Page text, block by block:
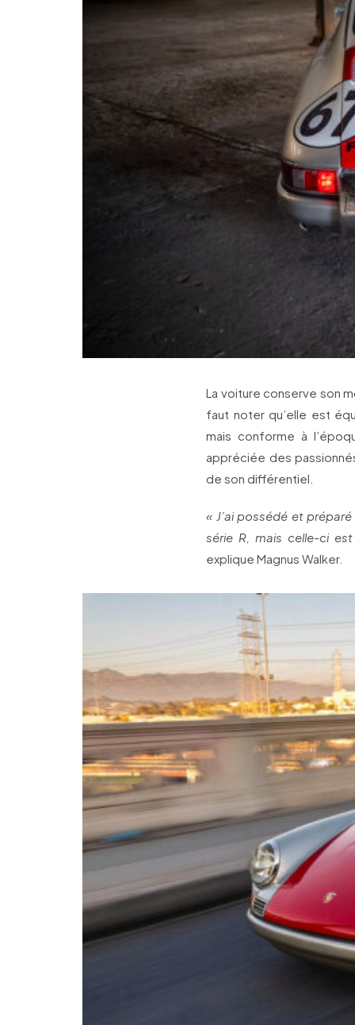
La voiture conserve son
faut noter qu’elle est
mais conforme à
appréciée des
de son différentiel.
« J’ai possédé et
série R, mais celle-ci
explique Magnus Walker.